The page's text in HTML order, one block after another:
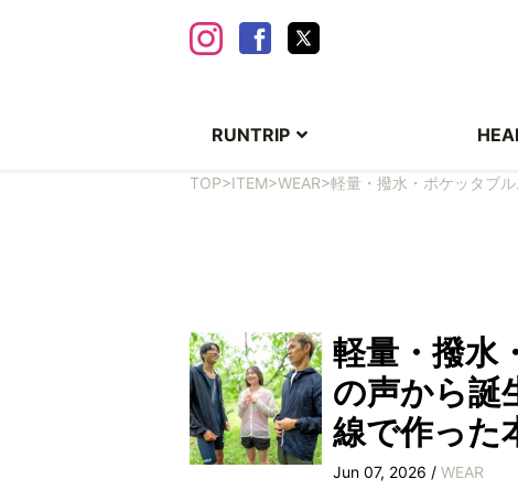
RUNTRIP
TOP>ITEM>WEAR>軽量・撥水・ポケッタブ
軽量・撥水
の声から誕
線で作った
Jun 07, 2026 / WEAR